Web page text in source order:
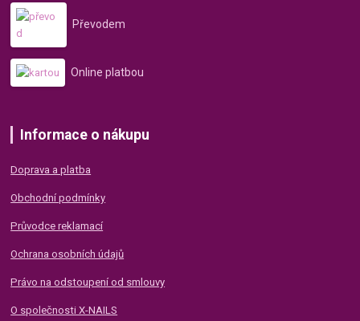
Převodem
Online platbou
Informace o nákupu
Doprava a platba
Obchodní podmínky
Průvodce reklamací
Ochrana osobních údajů
Právo na odstoupení od smlouvy
O společnosti X-NAILS